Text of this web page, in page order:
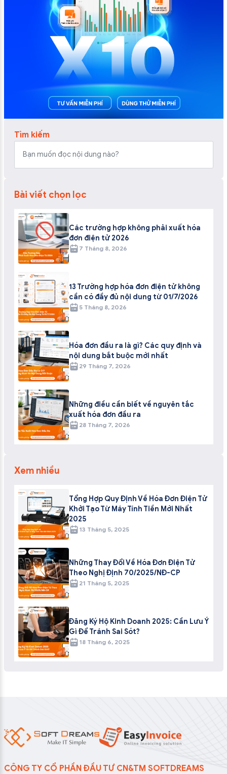
Tìm kiếm
Bài viết chọn lọc
Các trường hợp không phải xuất hóa
đơn điện tử 2026
7 Tháng 8, 2026
13 Trường hợp hóa đơn điện tử không
cần có đầy đủ nội dung từ 01/7/2026
5 Tháng 8, 2026
Hóa đơn đầu ra là gì? Các quy định và
nội dung bắt buộc mới nhất
29 Tháng 7, 2026
Những điều cần biết về nguyên tắc
xuất hóa đơn đầu ra
28 Tháng 7, 2026
Xem nhiều
Tổng Hợp Quy Định Về Hóa Đơn Điện Tử
Khởi Tạo Từ Máy Tính Tiền Mới Nhất
2025
13 Tháng 5, 2025
Những Thay Đổi Về Hóa Đơn Điện Tử
Theo Nghị Định 70/2025/NĐ-CP
21 Tháng 5, 2025
Đăng Ký Hộ Kinh Doanh 2025: Cần Lưu Ý
Gì Để Tránh Sai Sót?
18 Tháng 6, 2025
CÔNG TY CỔ PHẦN ĐẦU TƯ CN&TM SOFTDREAMS